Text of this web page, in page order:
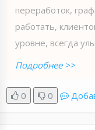
переработок,
работать,
уровне, всегда
Подробнее >>
0 0